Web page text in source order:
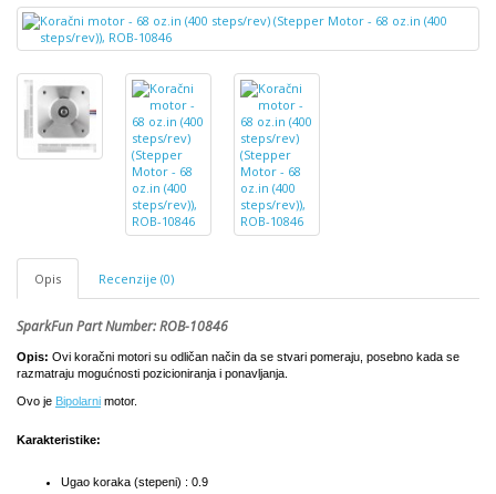
Opis Recenzije (0)
SparkFun Part Number: ROB-10846
Opis: Ovi koračni motori su odličan način da se stvari pomeraju, posebno kada se
razmatraju mogućnosti pozicioniranja i ponavljanja.
Ovo je Bipolarni motor.
Karakteristike:
Ugao koraka (stepeni) : 0.9